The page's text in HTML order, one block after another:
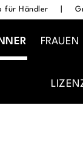
für Händler
FRAUEN